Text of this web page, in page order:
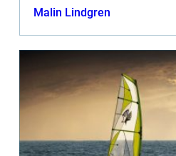
Malin Lindgren